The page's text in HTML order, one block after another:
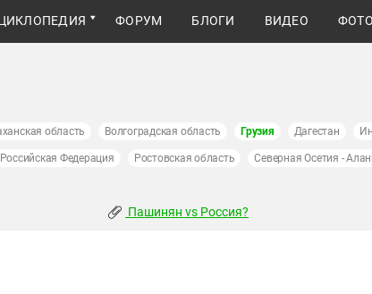
ФОРУМ БЛОГИ ВИДЕО
область Волгоградская область Грузия Дагестан
Российская Федерация Ростовская область Северная Осетия -
Пашинян vs Россия?